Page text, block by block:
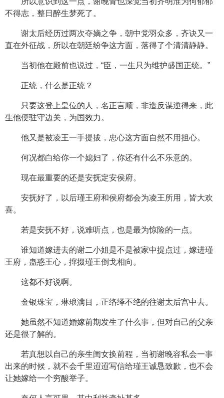
不得志，整日醉生梦死了。
谢太后经历过两次夺嫡之争，朝中党羽众多，齐诀又一
直在外征战，所以在朝廷纷争这方面，落得了个清清静静。
当初他在殿前也说过，“臣，一生只为维护盛国正统。”
正统，什么是正统？
只要这登上皇位的人，名正言顺，非造反谋逆得来，此
生他便驻守边关，为国效力。
他又是被凌王一手提拔，忠心这方面自然不用担心。
何况都白给你一个媳妇了，你还有什么不乐意的。
现在最重要的还是安抚定安侯府。
安抚好了，以后瑾王府和侯府都会为凌王所用，皆大欢
喜。
若是安抚不好，说难听点，也是最为惊险的一点。
谁知道嫁进去的谢二小姐是不是被家中提点过，嫁进瑾
王府，蛊惑王心，撺掇瑾王倒戈相向。
这都不好说啊。
金银珠宝，琳琅满目，正络绎不绝的往谢太后宫中去。
她虽然不知道婚嫁前期发生了什么事，但对自己的父亲
还是很了解的。
若真想以自己的亲生闺女换前程，当初谢晚容私会一事
出来的时候，就不会千里迢迢写信给瑾王诚恳致歉，也不会
让她嫁给一个穷酸举子。